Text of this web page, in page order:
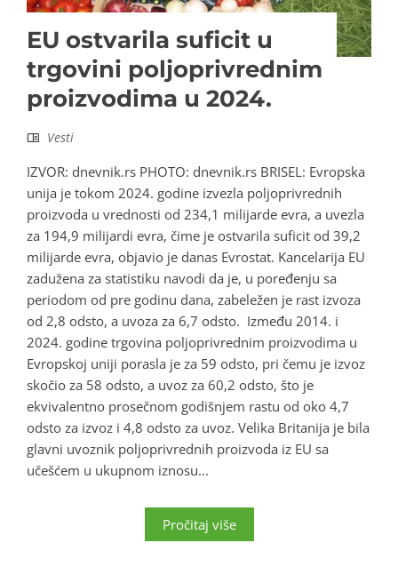
EU ostvarila suficit u
trgovini poljoprivrednim
proizvodima u 2024.
Vesti
IZVOR: dnevnik.rs PHOTO: dnevnik.rs BRISEL: Evropska
unija je tokom 2024. godine izvezla poljoprivrednih
proizvoda u vrednosti od 234,1 milijarde evra, a uvezla
za 194,9 milijardi evra, čime je ostvarila suficit od 39,2
milijarde evra, objavio je danas Evrostat. Kancelarija EU
zadužena za statistiku navodi da je, u poređenju sa
periodom od pre godinu dana, zabeležen je rast izvoza
od 2,8 odsto, a uvoza za 6,7 odsto. Između 2014. i
2024. godine trgovina poljoprivrednim proizvodima u
Evropskoj uniji porasla je za 59 odsto, pri čemu je izvoz
skočio za 58 odsto, a uvoz za 60,2 odsto, što je
ekvivalentno prosečnom godišnjem rastu od oko 4,7
odsto za izvoz i 4,8 odsto za uvoz. Velika Britanija je bila
glavni uvoznik poljoprivrednih proizvoda iz EU sa
učešćem u ukupnom iznosu...
Pročitaj više